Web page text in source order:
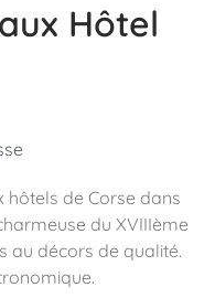
Hôtel
hôtels de Corse dans
du XVIIIème
au décors de qualité.